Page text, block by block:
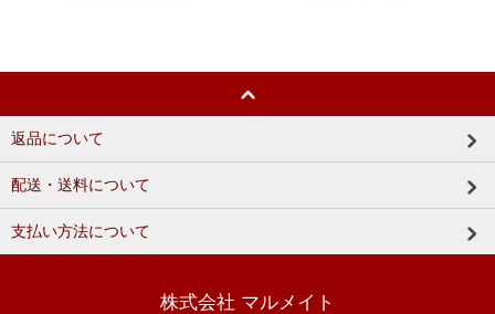
返品について
配送・送料について
支払い方法について
株式会社 マルメイト